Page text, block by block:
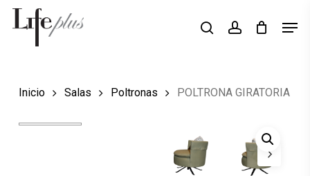
Skip
Búsqueda
productos
searchaccount
Inicio Salas Poltronas POLTRONA GIRATORIA